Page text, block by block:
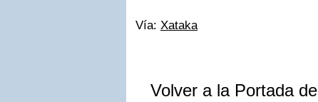
Vía: Xataka
Volver a la Portada de